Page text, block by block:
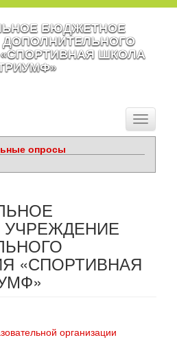
БЮДЖЕТНОЕ
ШКОЛА
Toggle
опросы
«СПОРТИВНАЯ
организации